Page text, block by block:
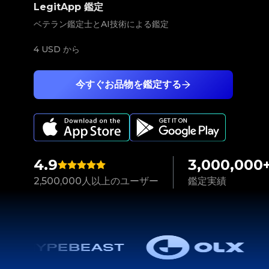
4.9
2,500,000人以上のユーザー 鑑定実績
今すぐお品物を鑑定する
LegitApp 鑑定
ベテラン鑑定士とAI技術による鑑定
4 USD から